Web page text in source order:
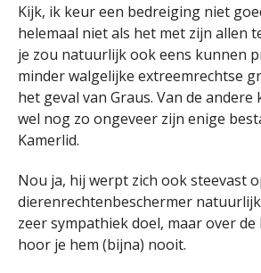
Kijk, ik keur een bedreiging niet
helemaal niet als het met zijn allen
je zou natuurlijk ook eens kunnen
minder walgelijke extreemrechtse
het geval van Graus. Van de
wel nog zo ongeveer zijn enige
Kamerlid.
Nou ja, hij werpt zich ook steevast
dierenrechtenbeschermer
zeer sympathiek doel, maar over
hoor je hem (bijna) nooit.